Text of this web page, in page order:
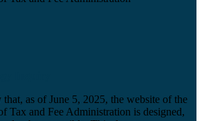
as of June 5, 2025, the website of the
Tax and Fee Administration is designed,